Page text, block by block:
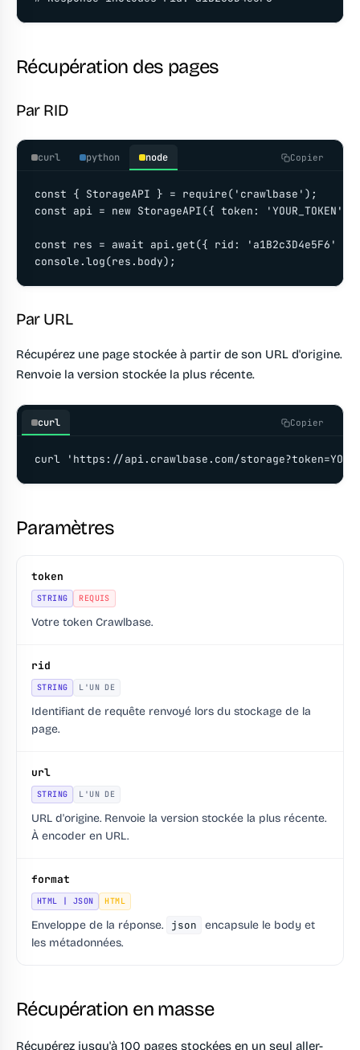
Récupération des pages
Par RID
curl python node Copier
const { StorageAPI } = require('crawlbase');
const api = new StorageAPI({ token: 'YOUR_TOKEN'
const res = await api.get({ rid: 'a1B2c3D4e5F6'
console.log(res.body);
Par URL
Récupérez une page stockée à partir de son URL d'origine.
Renvoie la version stockée la plus récente.
curl Copier
curl 'https://api.crawlbase.com/
Paramètres
token
STRING REQUIS
Votre token Crawlbase.
rid
STRING L'UN DE
Identifiant de requête renvoyé lors du stockage de la
page.
url
STRING L'UN DE
URL d'origine. Renvoie la version stockée la plus récente.
À encoder en URL.
format
HTML | JSON HTML
Enveloppe de la réponse. json
encapsule le body et
les métadonnées.
Récupération en masse
Récupérez jusqu'à 100 pages stockées en un seul aller-